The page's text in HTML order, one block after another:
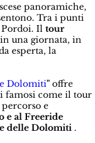
panoramiche,
Tra i punti
Pordoi. Iltour
una giornata, in
esperta, la
Dolomiti" offre
famosi come il tour
e
e al Freeride
delle Dolomiti .